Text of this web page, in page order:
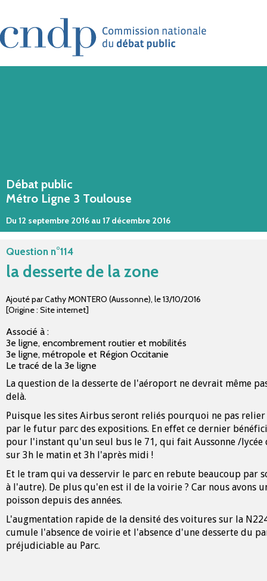
Débat public
Métro Ligne 3 Toulouse
Du 12 septembre 2016 au 17 décembre 2016
Question n°114
la desserte de la zone
Ajouté par Cathy MONTERO (Aussonne), le13/10/2016
[Origine : Site internet]
Associé à :
3e ligne, encombrement routier et mobilités
3e ligne, métropole et Région Occitanie
Le tracé de la 3e ligne
La question de la desserte de l'aéroport ne devrait même
delà.
Puisque les sites Airbus seront reliés pourquoi ne pas
par le futur parc des expositions. En effet ce dernier
pour l'instant qu'un seul bus le 71, qui fait Aussonne /
sur 3h le matin et 3h l'après midi !
Et le tram qui va desservir le parc en rebute beaucoup par
à l'autre). De plus qu'en est il de la voirie ? Car nous avons
poisson depuis des années.
L'augmentation rapide de la densité des voitures sur la
cumule l'absence de voirie et l'absence d'une desserte du
préjudiciable au Parc.